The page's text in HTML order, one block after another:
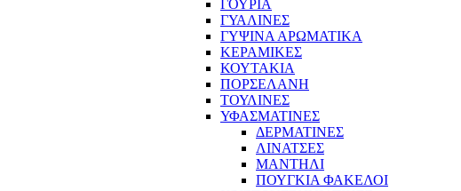
ΓΟΥΡΙΑ
ΓΥΑΛΙΝΕΣ
ΓΥΨΙΝΑ ΑΡΩΜΑΤΙΚΑ
ΚΕΡΑΜΙΚΕΣ
ΚΟΥΤΑΚΙΑ
ΠΟΡΣΕΛΑΝΗ
ΤΟΥΛΙΝΕΣ
ΥΦΑΣΜΑΤΙΝΕΣ
ΔΕΡΜΑΤΙΝΕΣ
ΛΙΝΑΤΣΕΣ
ΜΑΝΤΗΛΙ
ΠΟΥΓΚΙΑ ΦΑΚΕΛΟΙ